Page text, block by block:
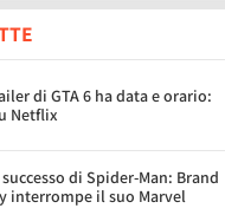
di GTA 6 ha data e orario:
Netflix
di Spider-Man: Brand
interrompe il suo Marvel